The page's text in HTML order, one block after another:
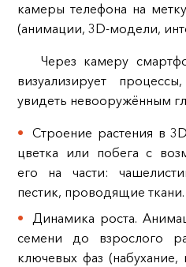
камеры телефона на метку
(анимации, 3D‑модели,
Через камеру
визуализирует
увидеть невооружённым
Строение растения в
цветка или побега с
его на части:
пестик, проводящие ткани.
Динамика роста.
семени до взрослого
ключевых фаз (набухание,